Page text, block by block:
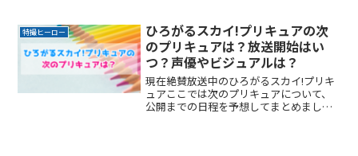
ってシュゴッダムは占拠されてしまいま
す。もはや国とReadMore...
特撮ヒーロー
ひろがるスカイ!プリキュアの次
のプリキュアは？放送開始はい
つ？声優やビジュアルは？
現在絶賛放送中のひろがるスカイ!プリキ
ュアここでは次のプリキュアについて、
公開までの日程を予想してまとめまし